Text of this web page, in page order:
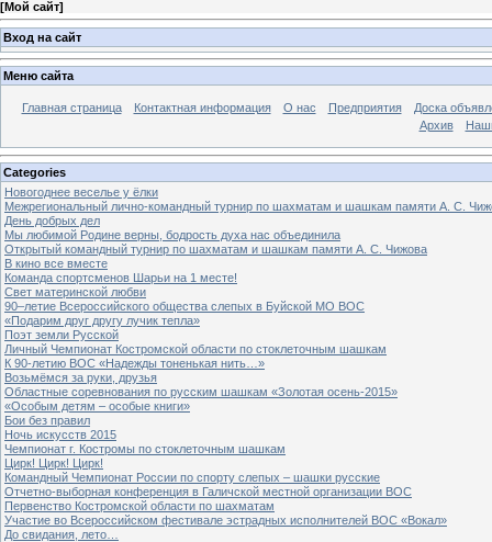
[Мой сайт]
Вход на сайт
Меню сайта
Главная страница Контактная информация О нас Предприятия
Доска
Архив
Categories
Новогоднее веселье у ёлки
Межрегиональный лично-командный турнир по шахматам и шашкам памяти А. С.
День добрых дел
Мы любимой Родине верны, бодрость духа нас объединила
Открытый командный турнир по шахматам и шашкам памяти А. С. Чижова
В кино все вместе
Команда спортсменов Шарьи на 1 месте!
Свет материнской любви
90–летие Всероссийского общества слепых в Буйской МО ВОС
«Подарим друг другу лучик тепла»
Поэт земли Русской
Личный Чемпионат Костромской области по стоклеточным шашкам
К 90-летию ВОС «Надежды тоненькая нить…»
Возьмёмся за руки, друзья
Областные соревнования по русским шашкам «Золотая осень-2015»
«Особым детям – особые книги»
Бои без правил
Ночь искусств 2015
Чемпионат г. Костромы по стоклеточным шашкам
Цирк! Цирк! Цирк!
Командный Чемпионат России по спорту слепых – шашки русские
Отчетно-выборная конференция в Галичской местной организации ВОС
Первенство Костромской области по шахматам
Участие во Всероссийском фестивале эстрадных исполнителей ВОС «Вокал»
До свидания, лето…